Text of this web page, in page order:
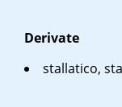
Derivate
stallatico,